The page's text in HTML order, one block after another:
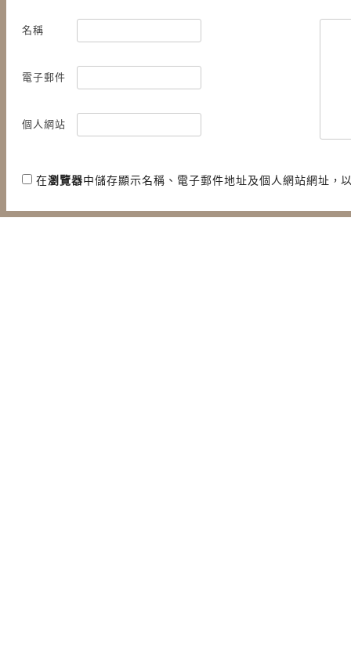
名稱
電子郵件
個人網站
在瀏覽器中儲存顯示名稱、電子郵件地址及個人網站網址，